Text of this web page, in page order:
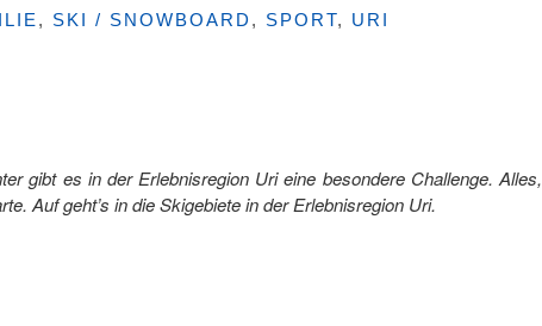
, SKI / SNOWBOARD , SPORT, URI
gibt es in der Erlebnisregion Uri eine besondere Challenge. Alles,
Auf geht’s in die Skigebiete in der Erlebnisregion Uri.